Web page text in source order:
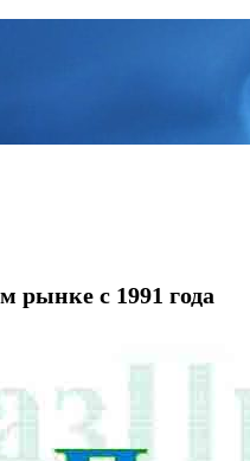
рынке с 1991 года